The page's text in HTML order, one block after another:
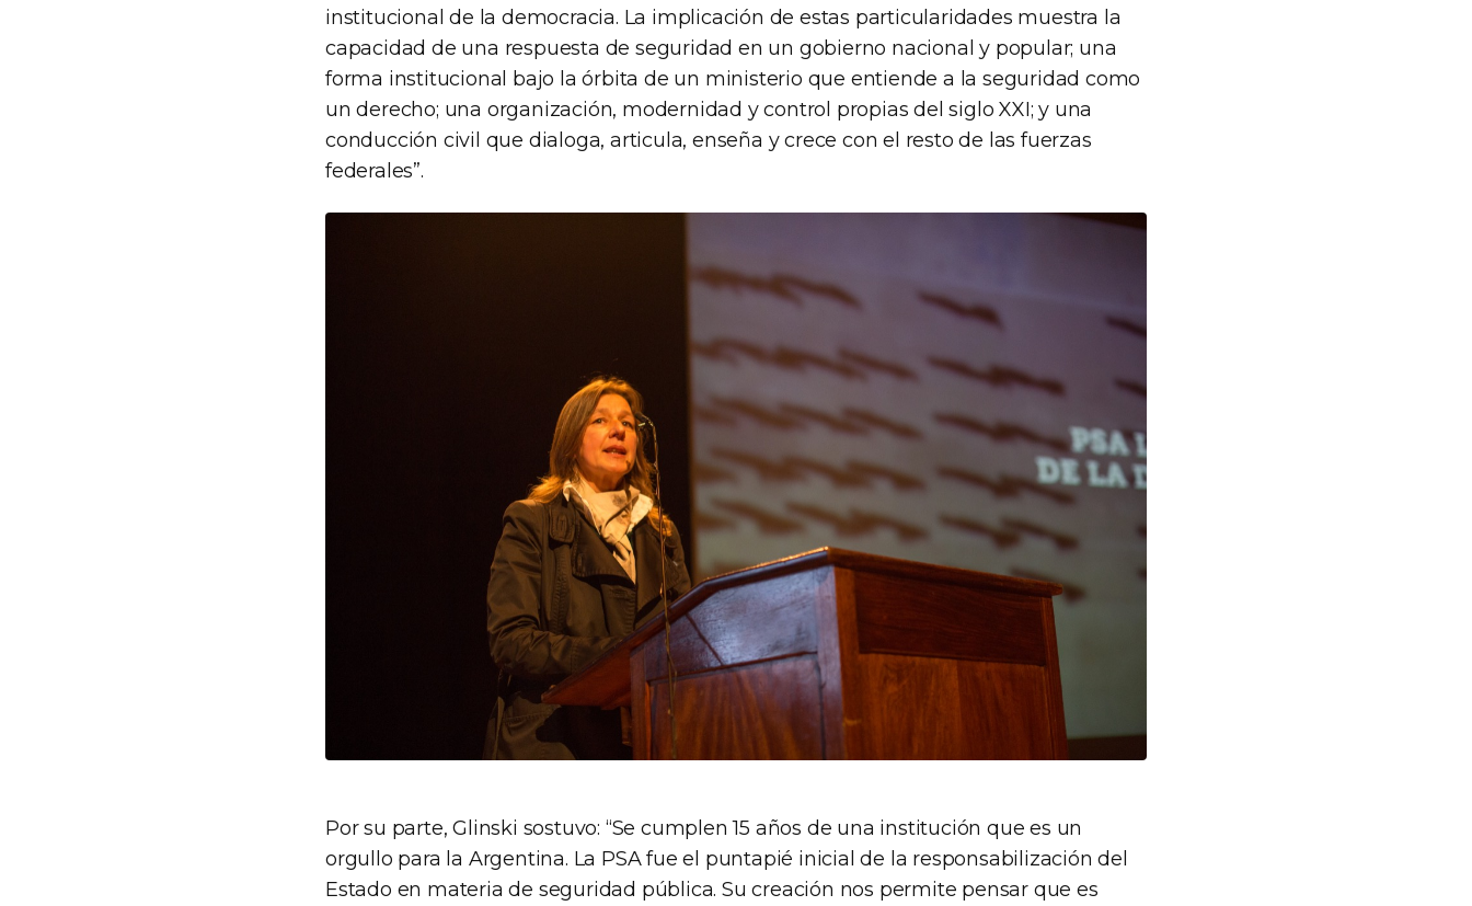
institucional de la democracia. La implicación de estas particularidades muestra la
capacidad de una respuesta de seguridad en un gobierno nacional y popular; una
forma institucional bajo la órbita de un ministerio que entiende a la seguridad como
un derecho; una organización, modernidad y control propias del siglo XXI; y una
conducción civil que dialoga, articula, enseña y crece con el resto de las fuerzas
federales”.
Por su parte, Glinski sostuvo: “Se cumplen 15 años de una institución que es un
orgullo para la Argentina. La PSA fue el puntapié inicial de la responsabilización del
Estado en materia de seguridad pública. Su creación nos permite pensar que es